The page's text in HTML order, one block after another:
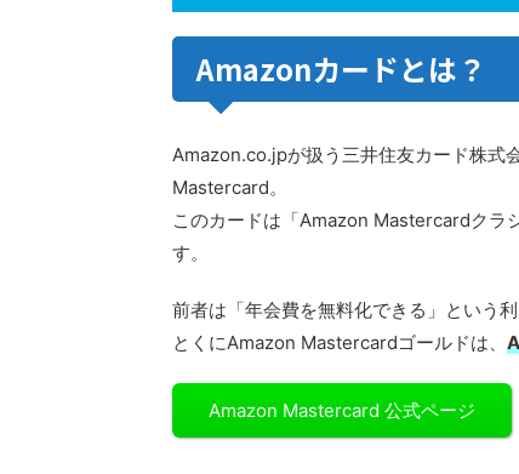
Amazonカードとは？
Amazon.co.jpが扱う三井住友カード株式
Mastercard。
このカードは「Amazon Mastercardクラ
す。
前者は「年会費を無料化できる」という
とくにAmazon Mastercardゴールドは、
Amazon Mastercard 公式ページ